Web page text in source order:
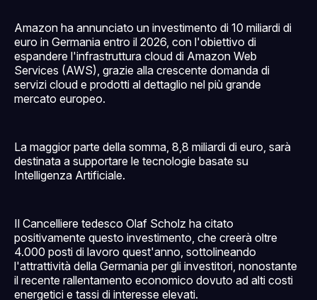
Amazon ha annunciato un investimento di 10 miliardi di
euro in Germania entro il 2026, con l'obiettivo di
espandere l'infrastruttura cloud di Amazon Web
Services (AWS), grazie alla crescente domanda di
servizi cloud e prodotti al dettaglio nel più grande
mercato europeo.
La maggior parte della somma, 8,8 miliardi di euro, sarà
destinata a supportare le tecnologie basate su
Intelligenza Artificiale.
Il Cancelliere tedesco Olaf Scholz ha citato
positivamente questo investimento, che creerà oltre
4.000 posti di lavoro quest'anno, sottolineando
l'attrattività della Germania per gli investitori, nonostante
il recente rallentamento economico dovuto ad alti costi
energetici e tassi di interesse elevati.